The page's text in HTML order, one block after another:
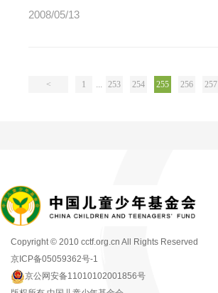
2008/05/13
< 1 ... 253 254 255 256 257
Copyright © 2010 cctf.org.cn All Rights Reserved
京ICP备05059362号-1
京公网安备11010102001856号